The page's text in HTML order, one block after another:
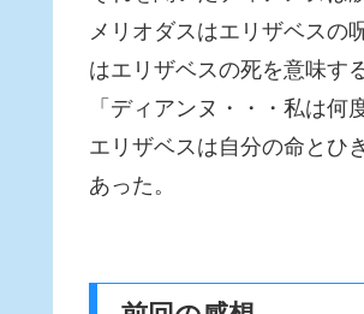
メリオダスはエリザベスの
はエリザベスの死を意味する
「ディアンヌ・・・私は何
エリザベスは自分の命とひ
あった。